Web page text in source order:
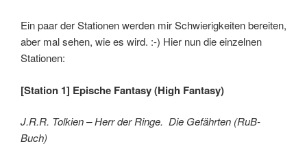
Ein paar der Stationen werden mir Schwierigkeiten bereiten,
aber mal sehen, wie es wird. :-) Hier nun die einzelnen
Stationen:
[Station 1] Epische Fantasy (High Fantasy)
J.R.R. Tolkien – Herr der Ringe. Die Gefährten (RuB-
Buch)